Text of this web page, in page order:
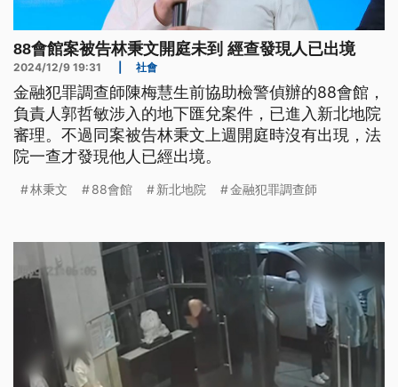
88會館案被告林秉文開庭未到 經查發現人已出境
2024/12/9 19:31 社會
金融犯罪調查師陳梅慧生前協助檢警偵辦的88會館，
負責人郭哲敏涉入的地下匯兌案件，已進入新北地院
審理。不過同案被告林秉文上週開庭時沒有出現，法
院一查才發現他人已經出境。
林秉文 88會館 新北地院 金融犯罪調查師